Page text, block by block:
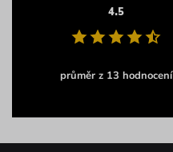
4.5
průměr z 13 hodnocení